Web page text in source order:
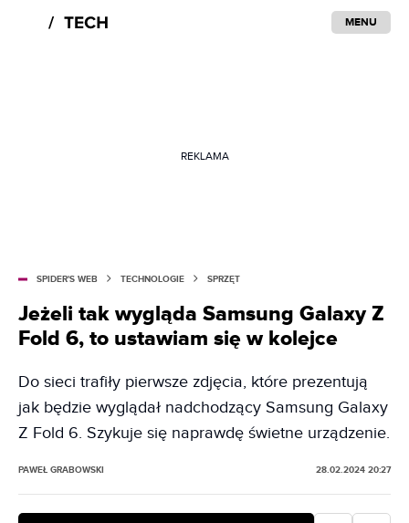
MENU
REKLAMA
SPIDER'S WEB TECHNOLOGIE SPRZĘT
Jeżeli tak wygląda Samsung Galaxy Z
Fold 6, to ustawiam się w kolejce
Do sieci trafiły pierwsze zdjęcia, które prezentują
jak będzie wyglądał nadchodzący Samsung Galaxy
Z Fold 6. Szykuje się naprawdę świetne urządzenie.
PAWEŁ GRABOWSKI 28.02.2024 20:27